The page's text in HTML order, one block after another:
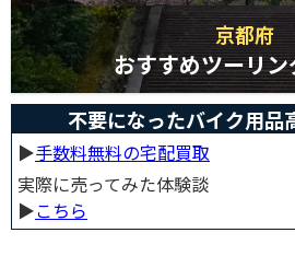
京都府
おすすめツーリ
不要になったバイク用品
▶︎手数料無料の宅配買取
実際に売ってみた体験談
▶︎こちら